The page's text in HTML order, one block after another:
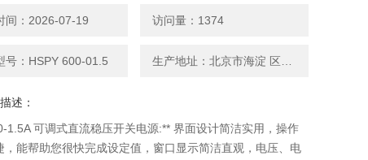
间：2026-07-19 访问量：1374
号：HSPY 600-01.5
述：
1.5A 可调式直流稳压开关电源:** 界面设计简洁实用，操作
，能帮助您很快完成设定值，窗口显示简洁直观，电压、电